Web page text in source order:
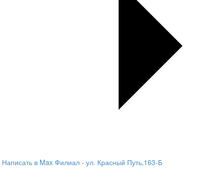
Написать в Max Филиал - ул. Красный Путь,163-Б